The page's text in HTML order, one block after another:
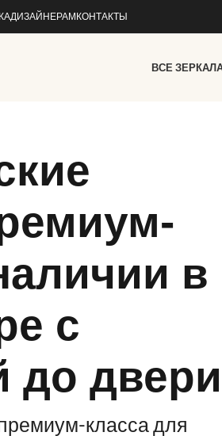
ДИЗАЙНЕРАМКОНТАКТЫ
ВСЕ
в
с
до двери
класса для